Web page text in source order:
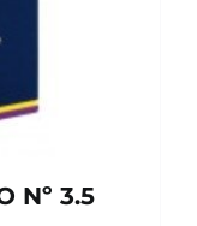
Nº 3.5